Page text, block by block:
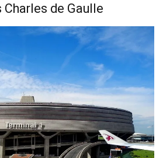
Charles de Gaulle